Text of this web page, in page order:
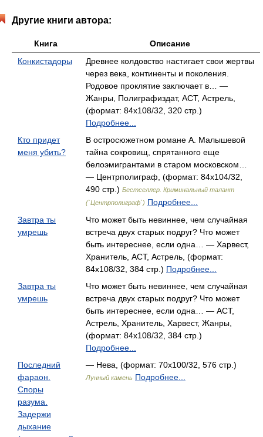
Другие книги автора:
Книга
Описание
Конкистадоры
Древнее колдовство настигает свои жертвы
через века, континенты и поколения.
Родовое проклятие заключает в… —
Жанры, Полиграфиздат, АСТ, Астрель,
(формат: 84x108/32, 320 стр.)
Подробнее...
Кто придет
меня убить?
В остросюжетном романе А. Малышевой
тайна сокровищ, спрятанного еще
белоэмигрантами в старом московском…
— Центрполиграф, (формат: 84x104/32,
490 стр.) Бестселлер. Криминальный талант
(`Центрполиграф`) Подробнее...
Завтра ты
умрешь
Что может быть невиннее, чем случайная
встреча двух старых подруг? Что может
быть интереснее, если одна… — Харвест,
Хранитель, АСТ, Астрель, (формат:
84x108/32, 384 стр.) Подробнее...
Завтра ты
умрешь
Что может быть невиннее, чем случайная
встреча двух старых подруг? Что может
быть интереснее, если одна… — АСТ,
Астрель, Хранитель, Харвест, Жанры,
(формат: 84x108/32, 384 стр.)
Подробнее...
Последний
фараон.
Споры
разума.
Задержи
дыхание
— Нева, (формат: 70x100/32, 576 стр.)
Лунный камень Подробнее...